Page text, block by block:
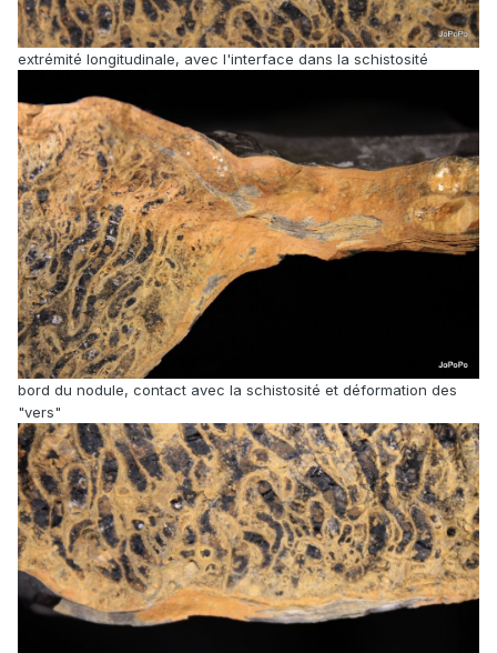
extrémité longitudinale, avec l'interface dans la schistosité
bord du nodule, contact avec la schistosité et déformation des
"vers"